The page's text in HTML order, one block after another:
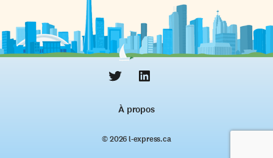
À propos
© 2026 l‑express.ca